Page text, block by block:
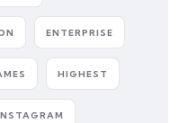
ENTERPRISE
HIGHEST